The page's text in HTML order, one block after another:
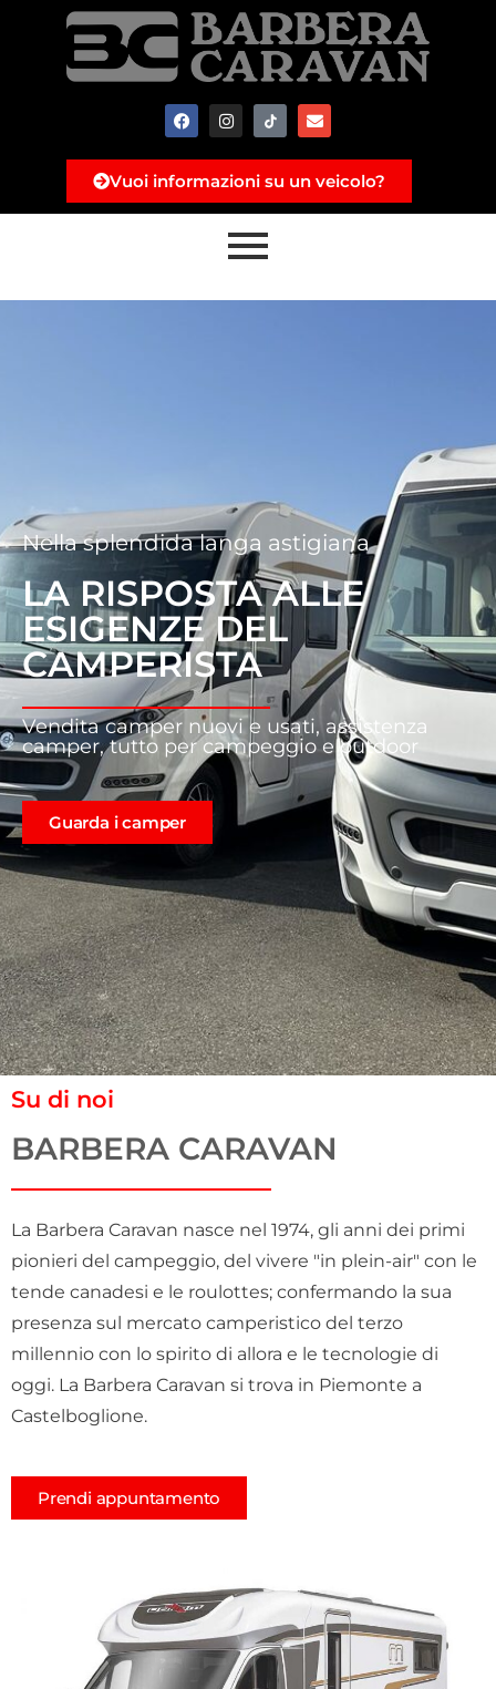
Vuoi informazioni su un veicolo?
Nella splendida langa astigiana
LA RISPOSTA ALLE
ESIGENZE DEL
CAMPERISTA
Vendita camper nuovi e usati, assistenza
camper, tutto per campeggio e outdoor
Guarda i camper
Su di noi
BARBERA CARAVAN
La Barbera Caravan nasce nel 1974, gli anni dei primi
pionieri del campeggio, del vivere "in plein-air" con le
tende canadesi e le roulottes; confermando la sua
presenza sul mercato camperistico del terzo
millennio con lo spirito di allora e le tecnologie di
oggi. La Barbera Caravan si trova in Piemonte a
Castelboglione.
Prendi appuntamento